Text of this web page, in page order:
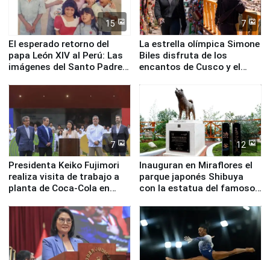
15
El esperado retorno del
papa León XIV al Perú: Las
imágenes del Santo Padre
7
La estrella olímpica Simone
Biles disfruta de los
encantos de Cusco y el
7
Presidenta Keiko Fujimori
realiza visita de trabajo a
planta de Coca-Cola en
12
Inauguran en Miraflores el
parque japonés Shibuya
con la estatua del famoso